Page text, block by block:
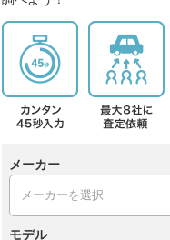
メーカー
モデル